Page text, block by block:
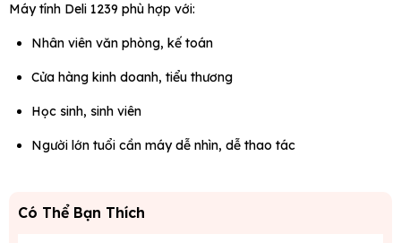
Máy tính Deli 1239 phù hợp với:
Nhân viên văn phòng, kế toán
Cửa hàng kinh doanh, tiểu thương
Học sinh, sinh viên
Người lớn tuổi cần máy dễ nhìn, dễ thao tác
Có Thể Bạn Thích